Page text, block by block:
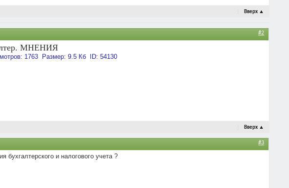
Вверх ▲
#2
МНЕНИЯ
Вверх ▲
#3
и налогового учета ?